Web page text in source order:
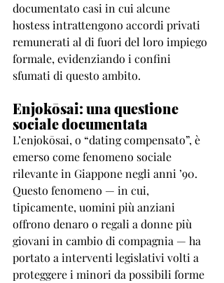
documentato casi in cui alcune
hostess intrattengono accordi privati
remunerati al di fuori del loro impiego
formale, evidenziando i confini
sfumati di questo ambito.
Enjokōsai: una questione
sociale documentata
L’enjokōsai, o “dating compensato”, è
emerso come fenomeno sociale
rilevante in Giappone negli anni ’90.
Questo fenomeno — in cui,
tipicamente, uomini più anziani
offrono denaro o regali a donne più
giovani in cambio di compagnia — ha
portato a interventi legislativi volti a
proteggere i minori da possibili forme